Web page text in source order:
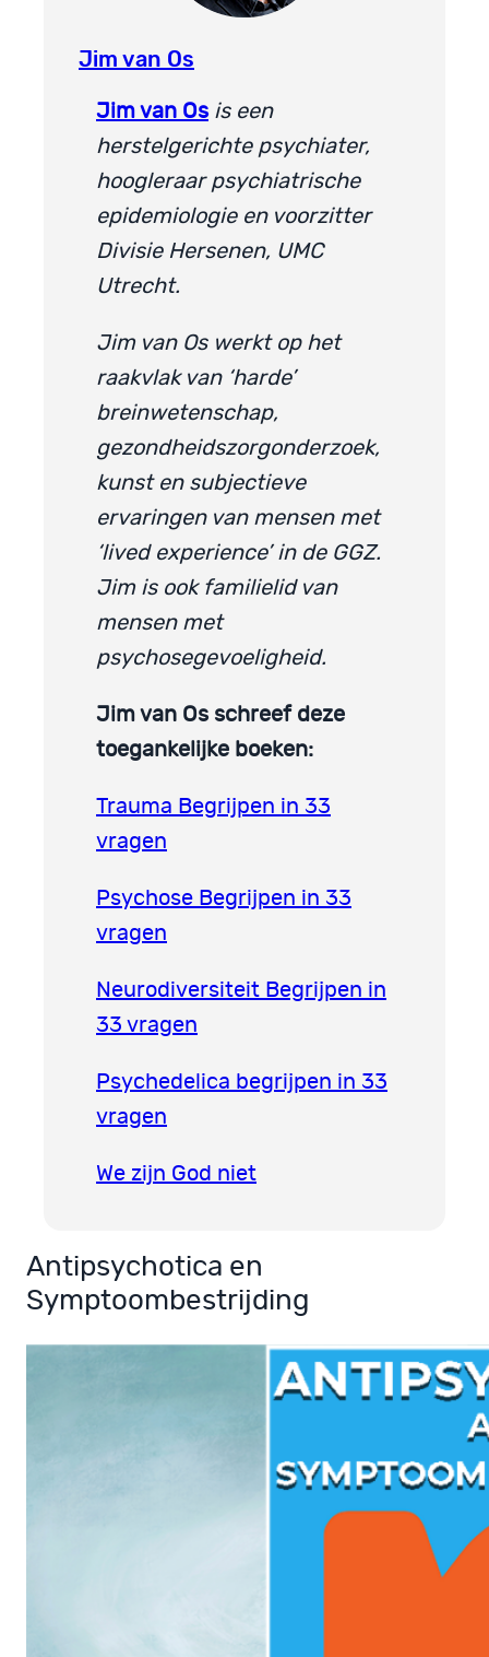
Jim van Os
Jim van Os is een
herstelgerichte psychiater,
hoogleraar psychiatrische
epidemiologie en voorzitter
Divisie Hersenen, UMC
Utrecht.
Jim van Os werkt op het
raakvlak van ‘harde’
breinwetenschap,
gezondheidszorgonderzoek,
kunst en subjectieve
ervaringen van mensen met
‘lived experience’ in de GGZ.
Jim is ook familielid van
mensen met
psychosegevoeligheid.
Jim van Os schreef deze
toegankelijke boeken:
Trauma Begrijpen in 33
vragen
Psychose Begrijpen in 33
vragen
Neurodiversiteit Begrijpen in
33 vragen
Psychedelica begrijpen in 33
vragen
We zijn God niet
Antipsychotica en
Symptoombestrijding